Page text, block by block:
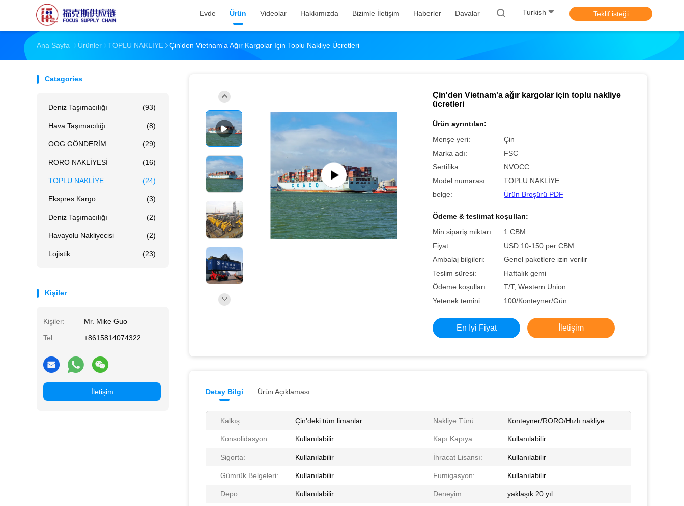
Evde Ürün Videolar Hakkımızda Bizimle İletişim Haberler Davalar Turkish Teklif isteği
Ana Sayfa Ürünler TOPLU NAKLİYE Çin'den Vietnam'a Ağır Kargolar Için Toplu Nakliye Ücretleri
Catagories
Deniz Taşımacılığı (93)
Hava Taşımacılığı (8)
OOG GÖNDERİM (29)
RORO NAKLİYESİ (16)
TOPLU NAKLİYE (24)
Ekspres Kargo (3)
Deniz Taşımacılığı (2)
Havayolu Nakliyecisi (2)
Lojistik (23)
Kişiler
Kişiler:
Mr. Mike Guo
Tel:
+8615814074322
İletişim
Çin'den Vietnam'a ağır kargolar için toplu nakliye
ücretleri
Ürün ayrıntıları:
Menşe yeri:
Çin
Marka adı:
FSC
Sertifika:
NVOCC
Model numarası:
TOPLU NAKLİYE
belge:
Ürün Broşürü PDF
Ödeme & teslimat koşulları:
Min sipariş miktarı:
1 CBM
Fiyat:
USD 10-150 per CBM
Ambalaj bilgileri:
Genel paketlere izin verilir
Teslim süresi:
Haftalık gemi
Ödeme koşulları:
T/T, Western Union
Yetenek temini:
100/Konteyner/Gün
En Iyi Fiyat İletişim
Detay Bilgi Ürün Açıklaması
Kalkış: Çin'deki tüm limanlar Nakliye Türü: Konteyner/RORO/Hızlı nakliye
Konsolidasyon: Kullanılabilir Kapı Kapıya: Kullanılabilir
Sigorta: Kullanılabilir İhracat Lisansı: Kullanılabilir
Gümrük Belgeleri: Kullanılabilir Fumigasyon: Kullanılabilir
Depo: Kullanılabilir Deneyim: yaklaşık 20 yıl